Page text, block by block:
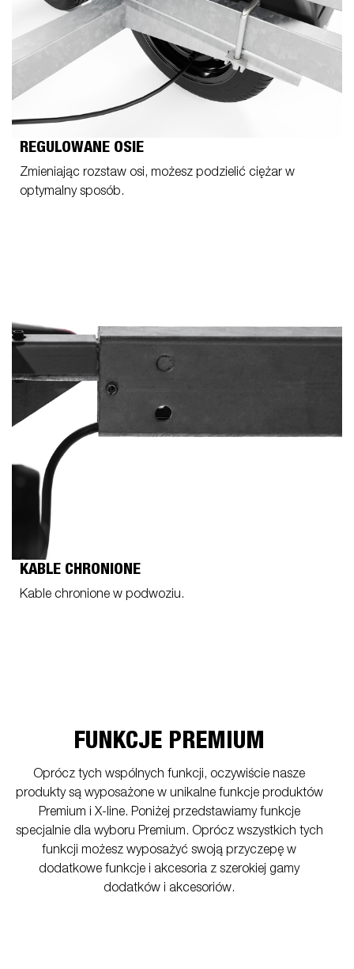
REGULOWANE OSIE
Zmieniając rozstaw osi, możesz podzielić ciężar w
optymalny sposób.
KABLE CHRONIONE
Kable chronione w podwoziu.
FUNKCJE PREMIUM
Oprócz tych wspólnych funkcji, oczywiście nasze
produkty są wyposażone w unikalne funkcje produktów
Premium i X-line. Poniżej przedstawiamy funkcje
specjalnie dla wyboru Premium. Oprócz wszystkich tych
funkcji możesz wyposażyć swoją przyczepę w
dodatkowe funkcje i akcesoria z szerokiej gamy
dodatków i akcesoriów.